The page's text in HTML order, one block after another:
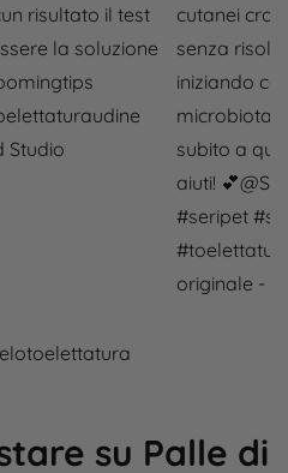
risultato il test
la soluzione
Studio
cutanei
senza
iniziando
microbiota
subito a
aiuti!
#seripet
originale -
su Palle di